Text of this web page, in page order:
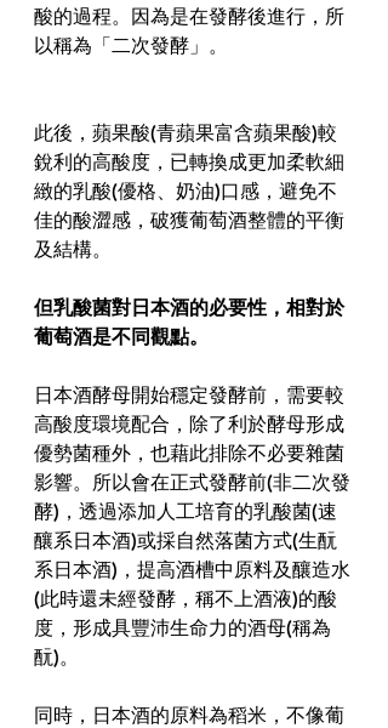
酸的過程。因為是在發酵後進行，所
以稱為「二次發酵」。
此後，蘋果酸(青蘋果富含蘋果酸)較
銳利的高酸度，已轉換成更加柔軟細
緻的乳酸(優格、奶油)口感，避免不
佳的酸澀感，破獲葡萄酒整體的平衡
及結構。
但乳酸菌對日本酒的必要性，相對於
葡萄酒是不同觀點。
日本酒酵母開始穩定發酵前，需要較
高酸度環境配合，除了利於酵母形成
優勢菌種外，也藉此排除不必要雜菌
影響。所以會在正式發酵前(非二次發
酵)，透過添加人工培育的乳酸菌(速
釀系日本酒)或採自然落菌方式(生酛
系日本酒)，提高酒槽中原料及釀造水
(此時還未經發酵，稱不上酒液)的酸
度，形成具豐沛生命力的酒母(稱為
酛)。
同時，日本酒的原料為稻米，不像葡